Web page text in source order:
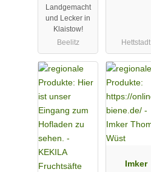
Klaistow
Landgemacht
und Lecker in
Klaistow!
Beelitz
Hettstadt
Imker